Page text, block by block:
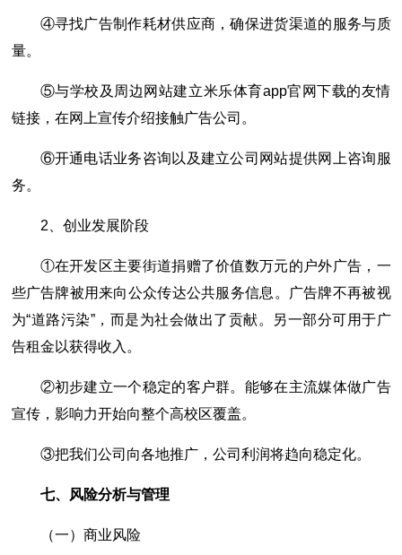
④寻找广告制作耗材供应商，确保进货渠道的服务与质
量。
⑤与学校及周边网站建立米乐体育app官网下载的友情
链接，在网上宣传介绍接触广告公司。
⑥开通电话业务咨询以及建立公司网站提供网上咨询服
务。
2、创业发展阶段
①在开发区主要街道捐赠了价值数万元的户外广告，一
些广告牌被用来向公众传达公共服务信息。广告牌不再被视
为“道路污染”，而是为社会做出了贡献。另一部分可用于广
告租金以获得收入。
②初步建立一个稳定的客户群。能够在主流媒体做广告
宣传，影响力开始向整个高校区覆盖。
③把我们公司向各地推广，公司利润将趋向稳定化。
七、风险分析与管理
（一）商业风险